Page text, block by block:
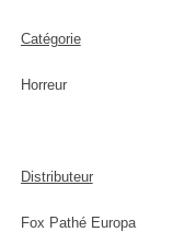
Catégorie
Horreur
Distributeur
Fox Pathé Europa